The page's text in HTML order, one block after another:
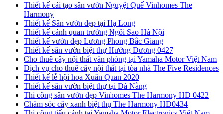
Thiết kế cải tạo sân vườn Nguyệt Quế Vinhomes The
Harmony
Thiết kế Sân vườn đẹp tại Hạ Long
Thiết kế cảnh quan trường Ngôi Sao Hà Nội
Thiết kế vườn đẹp Lương Phong Bắc Giang
Thiết kế sân vườn biệt thự Hướng Dương 0427
Cho thuê cây nội thất văn phòng tại Yamaha Motor Việt Nam
Dịch vụ cho thuê cây nội thất tại tòa nhà The Five Residences
Thiết kế lễ hội hoa Xuân Quan 2020
Thiết kế sân vườn biệt thự tại Đà Nẵng
Thi công sân vườn đẹp Vinhomes The Harmony HD 0422
Chăm sóc cây xanh biệt thự The Harmony HD0434